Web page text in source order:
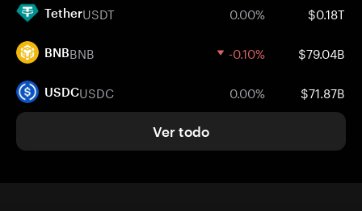
TetherUSDT 0.00% $0.18T
BNBBNB -0.10% $79.04B
USDCUSDC 0.00% $71.87B
Ver todo